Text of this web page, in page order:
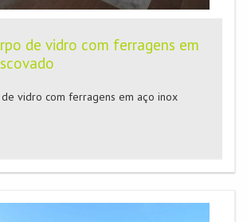
de vidro com ferragens em
vidro com ferragens em aço inox